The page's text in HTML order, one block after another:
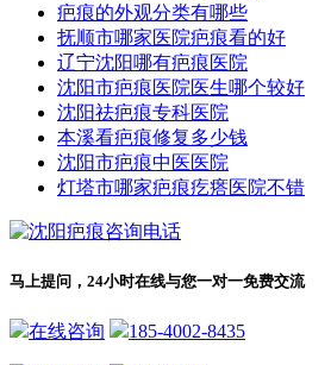
疤痕的外观分类有哪些
抚顺市哪家医院疤痕看的好
辽宁沈阳哪有疤痕医院
沈阳市疤痕医院医生哪个较好
沈阳祛疤痕专科医院
本溪看疤痕修复多少钱
沈阳市疤痕中医医院
灯塔市哪家疤痕疙瘩医院不错
马上提问，24小时在线与您一对一免费交流
在线咨询 185-4002-8435